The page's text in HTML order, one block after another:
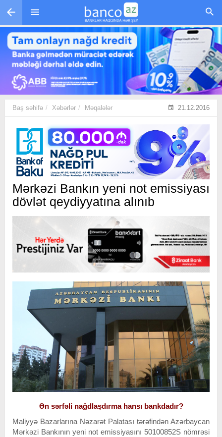
Skip to main content
Baş səhifə Xəbərlər Məqalələr 21.12.2016
Mərkəzi Bankın yeni not emissiyası
dövlət qeydiyyatına alınıb
Ən sərfəli nağdlaşdırma hansı bankdadır?
Maliyyə Bazarlarına Nəzarət Palatası tərəfindən Azərbaycan
Mərkəzi Bankının yeni not emissiyasını 50100852S nömrəsi